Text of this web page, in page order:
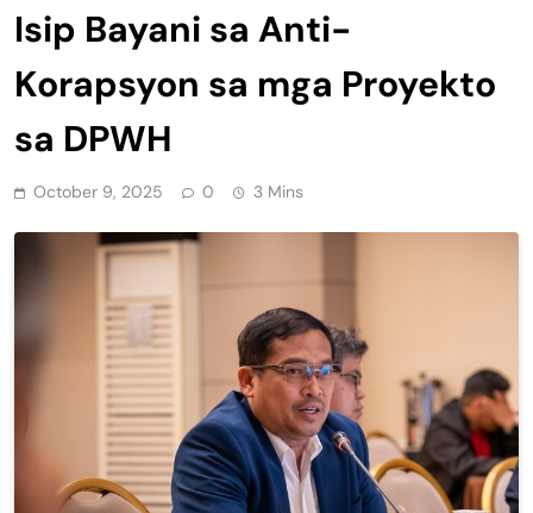
Isip Bayani sa Anti-
Korapsyon sa mga Proyekto
sa DPWH
October 9, 2025 0 3 Mins